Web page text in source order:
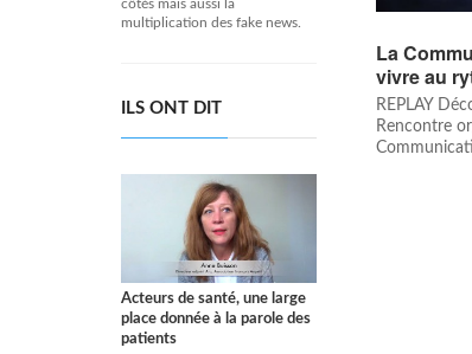
côtés mais aussi la
multiplication des fake news.
ILS ONT DIT
Acteurs de santé, une large
place donnée à la parole des
patients
La
vivre au
REPLAY
Rencontre